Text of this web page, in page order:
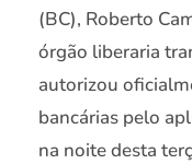
(BC), Roberto
órgão liberaria
autorizou
bancárias pelo
na noite desta